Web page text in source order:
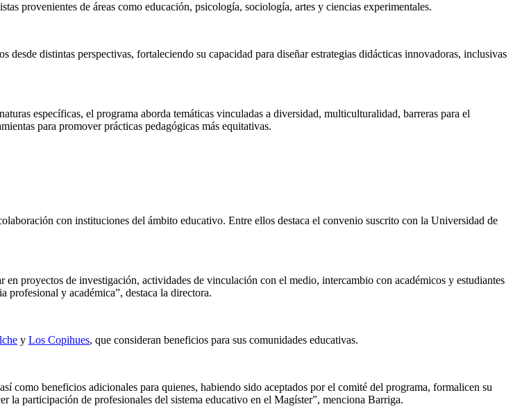
provenientes de áreas como educación, psicología, sociología, artes y ciencias experimentales.
distintas perspectivas, fortaleciendo su capacidad para diseñar estrategias didácticas innovadoras, inclusivas
específicas, el programa aborda temáticas vinculadas a diversidad, multiculturalidad, barreras para el
para promover prácticas pedagógicas más equitativas.
con instituciones del ámbito educativo. Entre ellos destaca el convenio suscrito con la Universidad de
proyectos de investigación, actividades de vinculación con el medio, intercambio con académicos y estudiantes
profesional y académica”, destaca la directora.
y Los Copihues, que consideran beneficios para sus comunidades educativas.
como beneficios adicionales para quienes, habiendo sido aceptados por el comité del programa, formalicen su
la participación de profesionales del sistema educativo en el Magíster”, menciona Barriga.